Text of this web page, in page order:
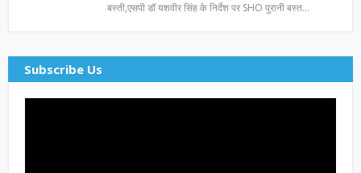
बस्ती,एसपी डॉ यशवीर सिंह के निर्देश पर SHO पुरानी बस्त…
Subscribe Us